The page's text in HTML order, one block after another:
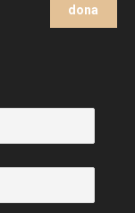
dona